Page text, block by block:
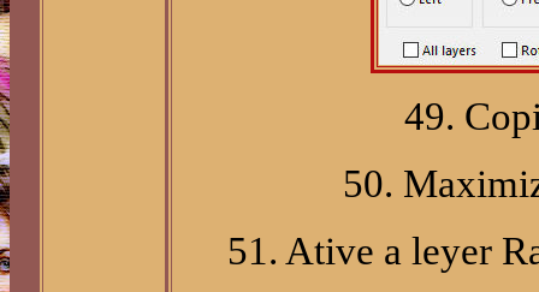
49.
50.
51. Ative a leyer